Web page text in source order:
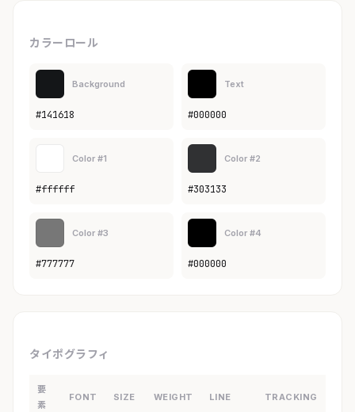
カラーロール
Background
#141618
Text
#000000
Color #1
#ffffff
Color #2
#303133
Color #3
#777777
Color #4
#000000
タイポグラフィ
要
素
FONT SIZE WEIGHT LINE TRACKING